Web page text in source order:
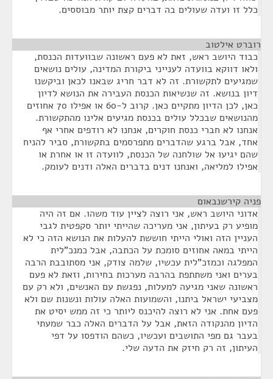
כלל זו ועדה שעולים בה דברים קצת יותר מבוססים.
רוברט אילטוב
כבוד היושב ראש, זאת לא פעם ראשונה שבוועדות הכנסת,
ולאו דווקא בוועדה לענייני ביקורת המדינה, עולים נושאים
שמגיעים לתקשורת. זה לא דבר חריג שבאנו לכאן וביקשנו
דיון בנושא. זה שנשיאות הכנסת העבירה את הנושא לדיון
כאן, לכן הדיון מתקיים כאן. קרוב ל-60 או אפילו 70 אחוזים
מהנושאים שבכלל עולים בכנסת מגיעים אלינו מהתקשורת.
אנחנו לא חברי כנסת חוקרים, אנחנו לא רודפים אחרי אף
אחד, אבל ברגע שהדברים מתפרסמים בתקשורת, סביר להניח
שהם יגיעו אל שולחנה של הכנסת, לוועדה זו או אחרת או
אפילו למליאה, ואנחנו דנים בדברים האלה ודנים לעומק.
פניה קירשנבאום
אדוני היושב ראש, אני רוצה לציין עוד משהו. אם זה היה
מופיע רק בעיתון, אני מעריכה שהייתי יותר סקפטית לגבי
העניין הזה ואולי הייתי חוששת להעלות את הנושא הזה כי לא
הייתי במאה אחוזים סומכת על הכתבה, אבל כמנכ"לית
המפלגה וכמזכ"לית עכשיו, שלמה צודק, אני מסתובבת הרבה
בערים ואני משתתפת בהרבה מערכות בחירות, וזאת לא פעם
ראשונה שאני מגיעה למעלות, נפגשת עם האנשים, ולא רק עם
מצביעי ישראל ביתנו, והשמועות האלה עולות ונשנות שם ולא
פעם אחת. אני לא רוצה להיכנס ליותר כי זה ממש יסיט את
הדיון מהנקודה הזאת, אבל על הדברים האלה כבר שמעתי
בעבר גם מפי התושבים ועכשיו, כשהם הודפסו על דפי
העיתון, זה רק חיזק את הדעה שלי.